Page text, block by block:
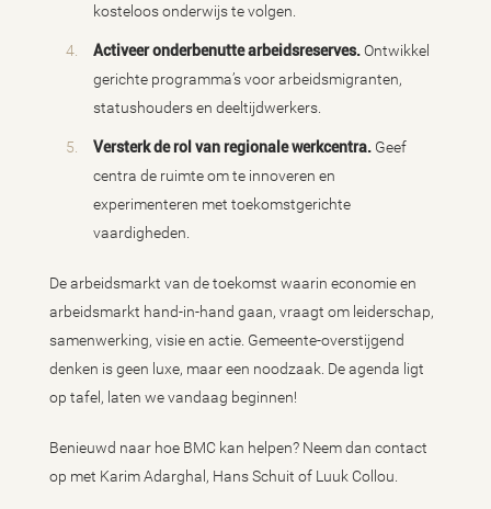
kosteloos onderwijs te volgen.
Activeer onderbenutte arbeidsreserves.Ontwikkel
gerichte programma’s voor arbeidsmigranten,
statushouders en deeltijdwerkers.
Versterk de rol van regionale werkcentra. Geef
centra de ruimte om te innoveren en
experimenteren met toekomstgerichte
vaardigheden.
De arbeidsmarkt van de toekomst waarin economie en
arbeidsmarkt hand-in-hand gaan, vraagt om leiderschap,
samenwerking, visie en actie. Gemeente-overstijgend
denken is geen luxe, maar een noodzaak. De agenda ligt
op tafel, laten we vandaag beginnen!
Benieuwd naar hoe BMC kan helpen? Neem dan contact
op met Karim Adarghal, Hans Schuit of Luuk Collou.